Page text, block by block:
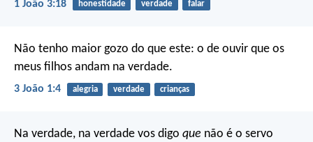
1 João 3:18 honestidade verdade falar
Não tenho maior gozo do que este: o de ouvir que os
meus filhos andam na verdade.
3 João 1:4 alegria verdade crianças
Na verdade, na verdade vos digo que não é o servo